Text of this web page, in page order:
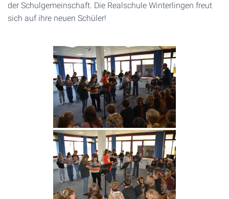
der Schulgemeinschaft. Die Realschule Winterlingen freut
sich auf ihre neuen Schüler!